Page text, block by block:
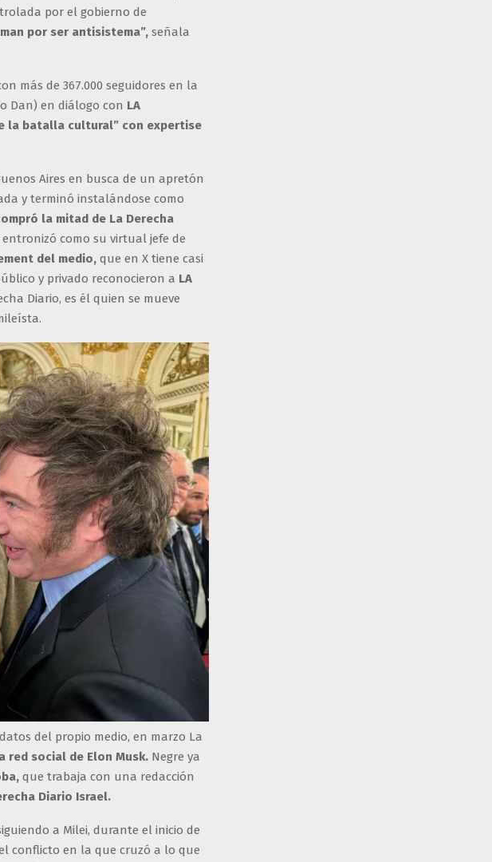
por el gobierno de
por ser antisistema”, señala
más de 367.000 seguidores en la
Dan) en diálogo con LA
la batalla cultural” con expertise
Aires en busca de un apretón
y terminó instalándose como
la mitad de La Derecha
entronizó como su virtual jefe de
del medio, que en X tiene casi
y privado reconocieron a LA
Diario, es él quien se mueve
del propio medio, en marzo La
red social de Elon Musk. Negre ya
que trabaja con una redacción
Diario Israel.
a Milei, durante el inicio de
conflicto en la que cruzó a lo que